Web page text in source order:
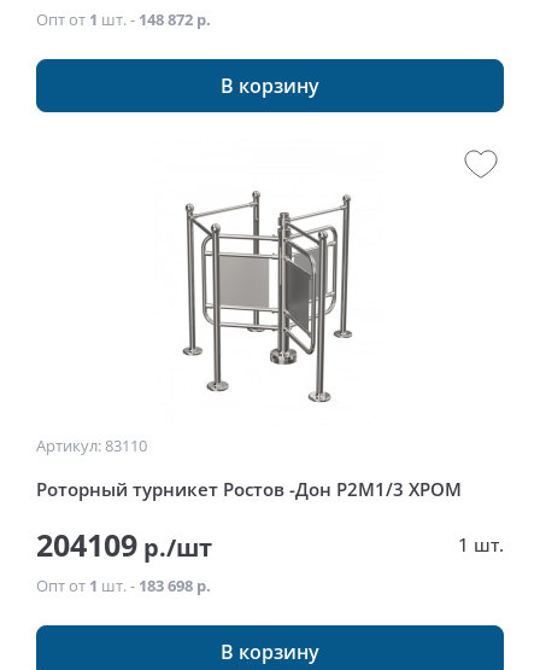
Опт от 1 шт. - 148 872 р.
В корзину
Артикул: 83110
Роторный турникет Ростов -Дон Р2М1/3 ХРОМ
204109 р./шт 1 шт.
Опт от 1 шт. - 183 698 р.
В корзину